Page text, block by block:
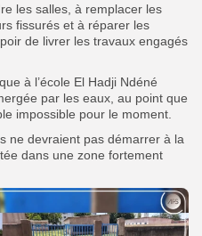
les salles, à remplacer les
fissurés et à réparer les
de livrer les travaux engagés
à l’école El Hadji Ndéné
par les eaux, au point que
impossible pour le moment.
ne devraient pas démarrer à la
dans une zone fortement